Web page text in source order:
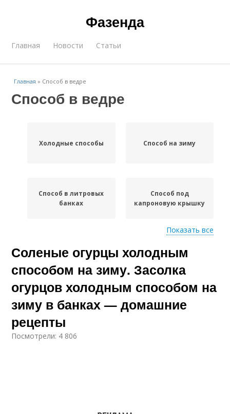
Фазенда
Главная Новости Статьи
Главная » Способ в ведре
Способ в ведре
Холодные способы Способ на зиму
Способ в литровых
банках
Способ под
капроновую крышку
Способ для хранения Холодный способ
Способ в банках
Показать все
Соленые огурцы холодным
способом на зиму. Засолка
огурцов холодным способом на
зиму в банках — домашние
рецепты
Посмотрели: 4 806